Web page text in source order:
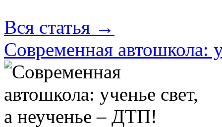
Вся статья →
Современная автошкола: